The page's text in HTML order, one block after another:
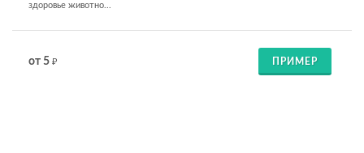
здоровье животно...
от 5 ₽ ПРИМЕР